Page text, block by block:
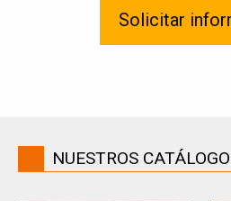
Solicitar
NUESTROS